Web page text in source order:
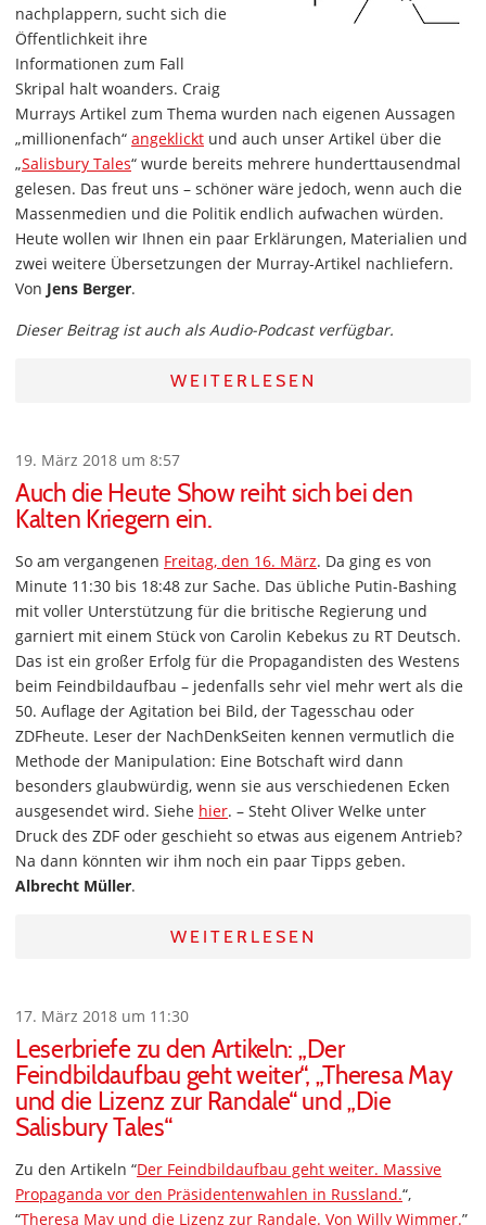
nachplappern, sucht sich die
Öffentlichkeit ihre
Informationen zum Fall
Skripal halt woanders. Craig
Murrays Artikel zum Thema wurden nach eigenen Aussagen
„millionenfach“ angeklickt und auch unser Artikel über die
„Salisbury Tales“ wurde bereits mehrere hunderttausendmal
gelesen. Das freut uns – schöner wäre jedoch, wenn auch die
Massenmedien und die Politik endlich aufwachen würden.
Heute wollen wir Ihnen ein paar Erklärungen, Materialien und
zwei weitere Übersetzungen der Murray-Artikel nachliefern.
Von Jens Berger.
Dieser Beitrag ist auch als Audio-Podcast verfügbar.
WEITERLESEN
19. März 2018 um 8:57
Auch die Heute Show reiht sich bei den
Kalten Kriegern ein.
So am vergangenen Freitag, den 16. März. Da ging es von
Minute 11:30 bis 18:48 zur Sache. Das übliche Putin-Bashing
mit voller Unterstützung für die britische Regierung und
garniert mit einem Stück von Carolin Kebekus zu RT Deutsch.
Das ist ein großer Erfolg für die Propagandisten des Westens
beim Feindbildaufbau – jedenfalls sehr viel mehr wert als die
50. Auflage der Agitation bei Bild, der Tagesschau oder
ZDFheute. Leser der NachDenkSeiten kennen vermutlich die
Methode der Manipulation: Eine Botschaft wird dann
besonders glaubwürdig, wenn sie aus verschiedenen Ecken
ausgesendet wird. Siehe hier. – Steht Oliver Welke unter
Druck des ZDF oder geschieht so etwas aus eigenem Antrieb?
Na dann könnten wir ihm noch ein paar Tipps geben.
Albrecht Müller.
WEITERLESEN
17. März 2018 um 11:30
Leserbriefe zu den Artikeln: „Der
Feindbildaufbau geht weiter“, „Theresa May
und die Lizenz zur Randale“ und „Die
Salisbury Tales“
Zu den Artikeln “Der Feindbildaufbau geht weiter. Massive
Propaganda vor den Präsidentenwahlen in Russland.“,
“Theresa May und die Lizenz zur Randale. Von Willy Wimmer.”